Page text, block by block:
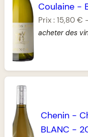
Coulaine-
Prix : 15,80 € -
acheter des
Chenin -
BLANC -